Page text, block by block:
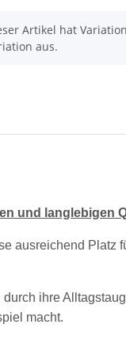
Artikel hat
aus.
und langlebigen
ausreichend Platz
ihre
macht.